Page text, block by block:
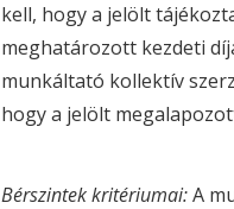
kell, hogy a jelölt
meghatározott kezdeti
munkáltató kollektív
hogy a jelölt
Bérszintek kritériumai:A